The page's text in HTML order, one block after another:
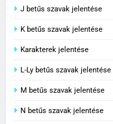
C BETŰS
C BETŰS
J betűs szavak jelentése
K betűs szavak jelentése
Karakterek jelentése
L-Ly betűs szavak jelentése
M betűs szavak jelentése
N betűs szavak jelentése